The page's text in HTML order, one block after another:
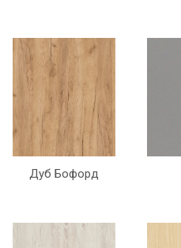
Дуб Бофорд